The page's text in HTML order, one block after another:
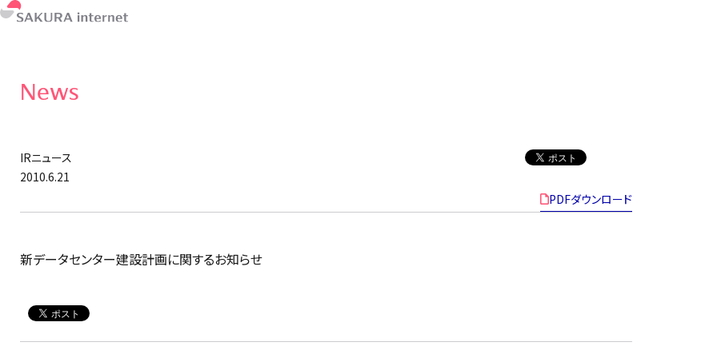
News
IRニュース
2010.6.21
PDFダウンロード
新データセンター建設計画に関するお知らせ